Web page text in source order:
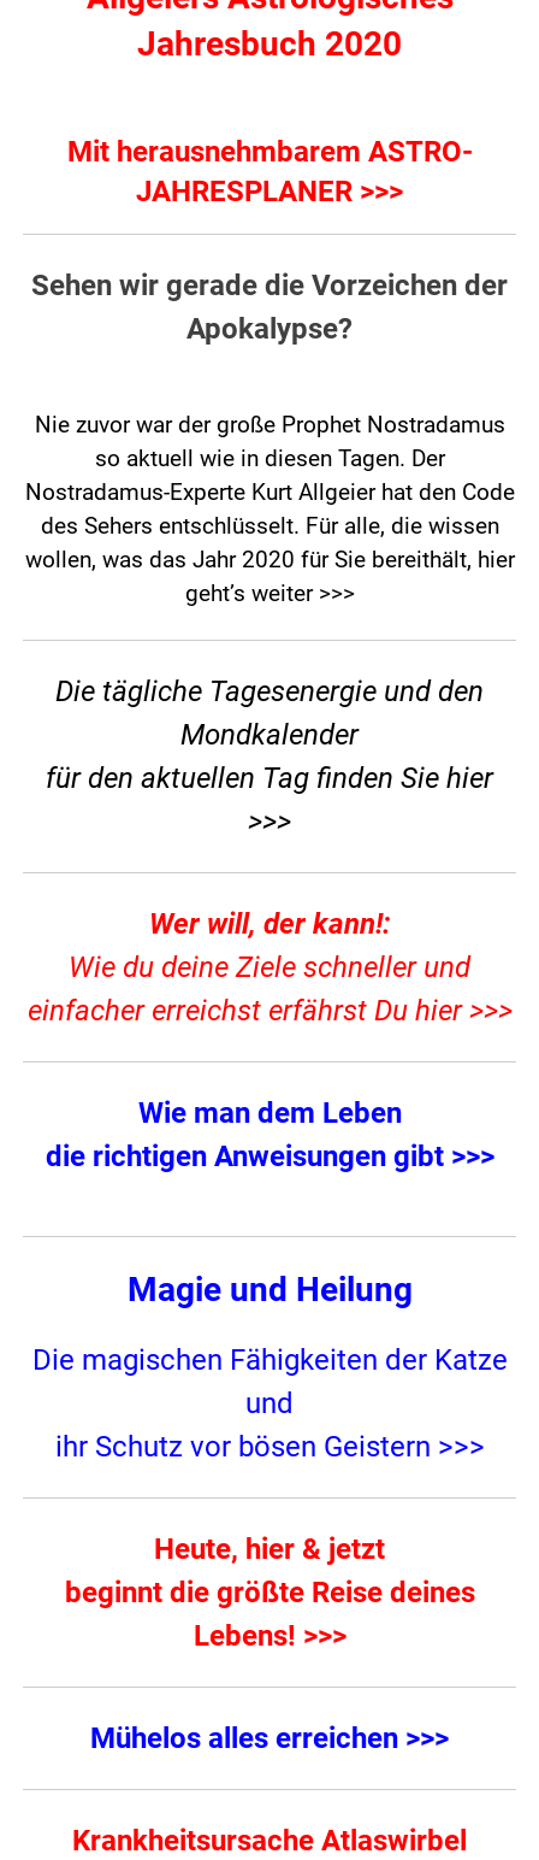
Jahresbuch 2020
Mit herausnehmbarem ASTRO-
JAHRESPLANER >>>
Sehen wir gerade die Vorzeichen der
Apokalypse?
Nie zuvor war der große Prophet Nostradamus
so aktuell wie in diesen Tagen. Der
Nostradamus-Experte Kurt Allgeier hat den Code
des Sehers entschlüsselt. Für alle, die wissen
wollen, was das Jahr 2020 für Sie bereithält, hier
geht’s weiter >>>
Die tägliche Tagesenergie und den
Mondkalender
für den aktuellen Tag finden Sie hier
>>>
Wer will, der kann!:
Wie du deine Ziele schneller und
einfacher erreichst erfährst Du hier >>>
Wie man dem Leben
die richtigen Anweisungen gibt >>>
Magie und Heilung
Die magischen Fähigkeiten der Katze
und
ihr Schutz vor bösen Geistern >>>
Heute, hier & jetzt
beginnt die größte Reise deines
Lebens! >>>
Mühelos alles erreichen >>>
Krankheitsursache Atlaswirbel